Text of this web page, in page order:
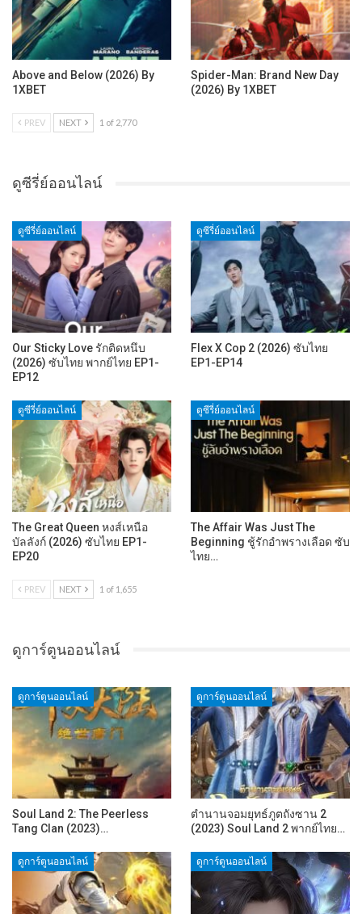
Above and Below (2026) By
1XBET
Spider-Man: Brand New Day
(2026) By 1XBET
PREV NEXT 1 of 2,770
ดูซีรี่ย์ออนไลน์
ดูซีรี่ย์ออนไลน์
Our Sticky Love รักติดหนึบ
(2026) ซับไทย พากย์ไทย EP1-
EP12
ดูซีรี่ย์ออนไลน์
Flex X Cop 2 (2026) ซับไทย
EP1-EP14
ดูซีรี่ย์ออนไลน์
The Great Queen หงส์เหนือ
บัลลังก์ (2026) ซับไทย EP1-
EP20
ดูซีรี่ย์ออนไลน์
The Affair Was Just The
Beginning ชู้รักอำพรางเลือด ซับ
ไทย…
PREV NEXT 1 of 1,655
ดูการ์ตูนออนไลน์
ดูการ์ตูนออนไลน์
Soul Land 2: The Peerless
Tang Clan (2023)…
ดูการ์ตูนออนไลน์
ตำนานจอมยุทธ์ภูตถังซาน 2
(2023) Soul Land 2 พากย์ไทย…
ดูการ์ตูนออนไลน์ ดูการ์ตูนออนไลน์